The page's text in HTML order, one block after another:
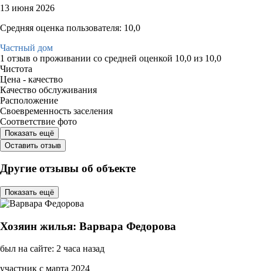
13 июня 2026
Средняя оценка пользователя: 10,0
Частный дом
1 отзыв о проживании со средней оценкой 10,0 из 10,0
Чистота
Цена - качество
Качество обслуживания
Расположение
Своевременность заселения
Соответствие фото
Показать ещё
Оставить отзыв
Другие отзывы об объекте
Показать ещё
Хозяин жилья: Варвара Федорова
был на сайте: 2 часа назад
участник с марта 2024